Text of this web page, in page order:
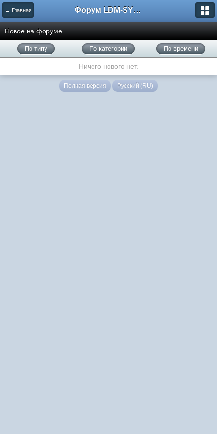
← Главная Форум LDM-SYSTEMS
Новое на форуме
По типу По категории По времени
Ничего нового нет.
Полная версия Русский (RU)